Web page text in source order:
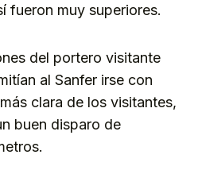
fueron muy superiores.
del portero visitante
al Sanfer irse con
clara de los visitantes,
buen disparo de